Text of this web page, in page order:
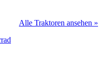
Alle Traktoren ansehen »